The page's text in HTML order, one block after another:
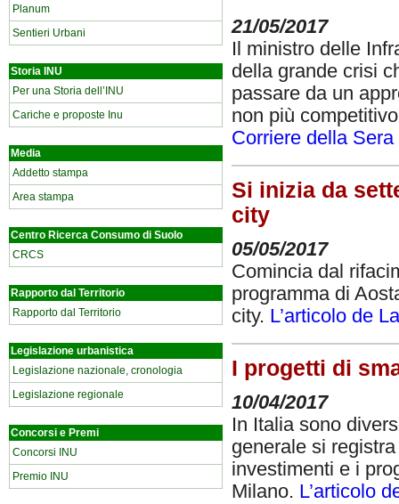
Planum
Sentieri Urbani
Storia INU
Per una Storia dell’INU
Cariche e proposte Inu
Media
Addetto stampa
Area stampa
Centro Ricerca Consumo di Suolo
CRCS
Rapporto dal Territorio
Rapporto dal Territorio
Legislazione urbanistica
Legislazione nazionale, cronologia
Legislazione regionale
Concorsi e Premi
Concorsi INU
Premio INU
21/05/2017
Il ministro delle
della grande crisi
passare da un
non più
Corriere della Sera
Si inizia da
city
05/05/2017
Comincia dal
programma di
city. L’articolo de
I progetti di
10/04/2017
In Italia sono
generale si
investimenti e i
Milano. L’articolo